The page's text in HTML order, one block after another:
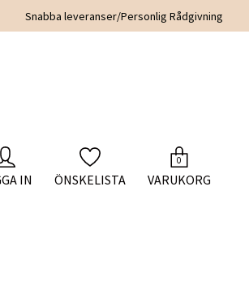
Snabba leveranser/Personlig Rådgivning
IN ÖNSKELISTA
0
VARUKORG